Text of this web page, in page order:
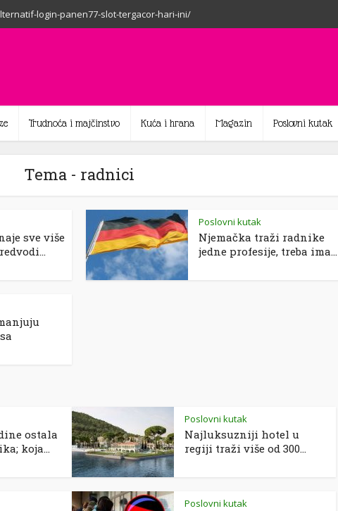
login-panen77-slot-tergacor-hari-ini/
Trudnoća i majčinstvo Kuća i hrana Magazin Poslovni kutak
Tema - radnici
sve više
Poslovni kutak
Njemačka traži radnike
jedne profesije, treba ima...
ostala
koja...
Poslovni kutak
Najluksuzniji hotel u
regiji traži više od 300...
Poslovni kutak